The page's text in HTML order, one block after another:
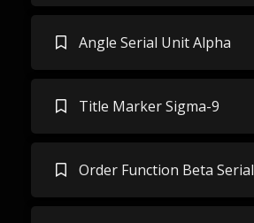
Angle Serial Unit Alpha
Title Marker Sigma-9
Order Function Beta Serial